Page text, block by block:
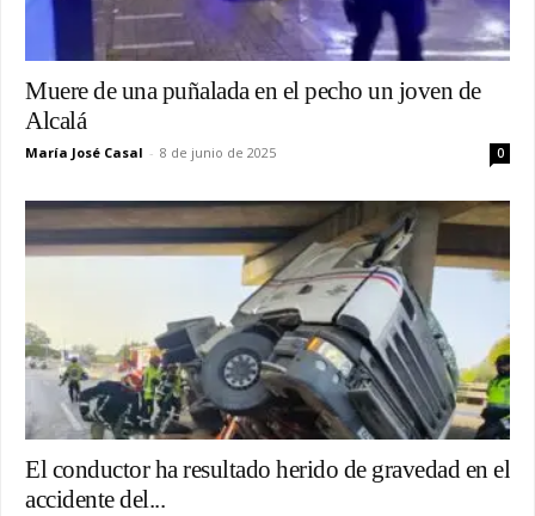
Muere de una puñalada en el pecho un joven de
Alcalá
María José Casal - 8 de junio de 2025 0
El conductor ha resultado herido de gravedad en el
accidente del...